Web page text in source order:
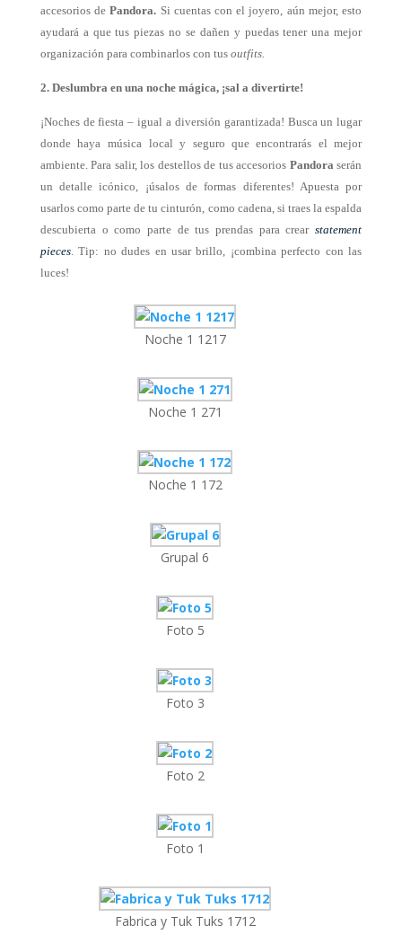
accesorios dePandora. Si cuentas con el joyero, aún mejor, esto
ayudará a que tus piezas no se dañen y puedas tener una mejor
organización para combinarlos con tus outfits.
2. Deslumbra en una noche mágica, ¡sal a divertirte!
¡Noches de fiesta – igual a diversión garantizada! Busca un lugar
donde haya música local y seguro que encontrarás el mejor
ambiente.Para salir, los destellos de tus accesorios Pandora serán
un detalle icónico, ¡úsalos de formas diferentes! Apuesta por
usarlos como parte de tu cinturón, como cadena, si traes la espalda
descubierta o como parte de tus prendas para crearstatement
pieces. Tip: no dudes en usar brillo, ¡combina perfecto con las
luces!
Noche 1 1217
Noche 1 271
Noche 1 172
Grupal 6
Foto 5
Foto 3
Foto 2
Foto 1
Fabrica y Tuk Tuks 1712